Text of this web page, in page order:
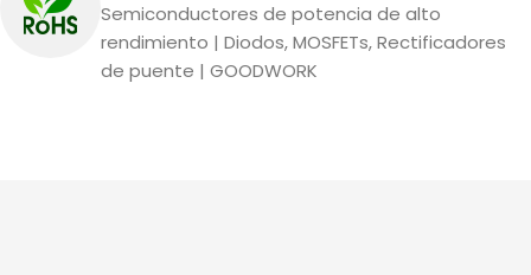
Semiconductores de potencia de alto
rendimiento | Diodos, MOSFETs, Rectificadores
de puente | GOODWORK